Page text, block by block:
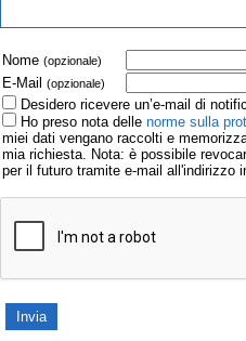
Nome (opzionale)
E-Mail (opzionale)
Desidero ricevere un’e-mail di
Ho preso nota delle norme sulla
miei dati vengano raccolti e
mia richiesta. Nota: è possibile
per il futuro tramite e-mail all'indirizzo